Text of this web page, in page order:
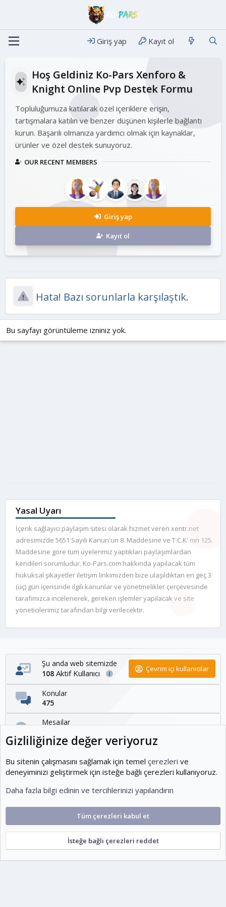
Giriş yap Kayıt ol
Hoş Geldiniz Ko-Pars Xenforo &
Knight Online Pvp Destek Formu
Topluluğumuza katılarak özel içeriklere erişin,
tartışmalara katılın ve benzer düşünen kişilerle bağlantı
kurun. Başarılı olmanıza yardımcı olmak için kaynaklar,
ürünler ve özel destek sunuyoruz.
OUR RECENT MEMBERS
Giriş yap
Kayıt ol
Hata! Bazı sorunlarla karşılaştık.
Bu sayfayı görüntüleme izniniz yok.
Yasal Uyarı
İçerik sağlayıcı paylaşım sitesi olarak hizmet veren xentr.net
adresimizde 5651 Sayılı Kanun'un 8. Maddesine ve T.C.K' nın 125.
Maddesine göre tüm üyelerimiz yaptıkları paylaşımlardan
kendileri sorumludur. Ko-Pars.com hakkında yapılacak tüm
hukuksal şikayetler iletişim linkimizden bize ulaşıldıktan en geç 3
(üç) gün içerisinde ilgili kanunlar ve yönetmelikler çerçevesinde
tarafımızca incelenerek, gereken işlemler yapılacak ve site
yöneticilerimiz tarafından bilgi verilecektir.
Şu anda web sitemizde
108 Aktif Kullanıcı Çevrim içi kullanıcılar
Konular
475
Mesajlar
1,954
Son üye
KOEditor
Cookies Ko-ParsV2
Türkçe (TR)
Gizlilik politikası Yardım Ana sayfa
S
escort
Gizliliğinize değer veriyoruz
Bu sitenin çalışmasını sağlamak için temel çerezleri ve
deneyiminizi geliştirmek için isteğe bağlı çerezleri kullanıyoruz.
Daha fazla bilgi edinin ve tercihlerinizi yapılandırın
Tüm çerezleri kabul et
İsteğe bağlı çerezleri reddet